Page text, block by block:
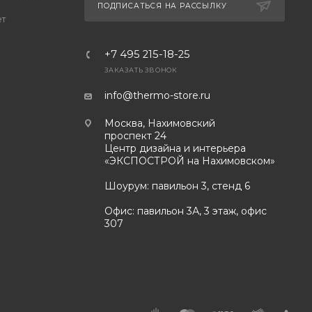
ПОДПИСАТЬСЯ НА РАССЫЛКУ
+7 495 215-18-25
ЗАКАЗАТЬ ЗВОНОК
info@thermo-store.ru
Москва, Нахимовский
проспект 24
Центр дизайна и интерьера
«ЭКСПОСТРОЙ на Нахимовском»
Шоурум: павильон 3, стенд 6
Офис: павильон 3А, 3 этаж, офис
307